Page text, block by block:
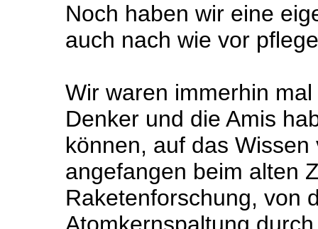
Noch haben wir eine
auch nach wie vor
Wir waren immerhin
Denker und die Amis
können, auf das
angefangen beim alten
Raketenforschung, von